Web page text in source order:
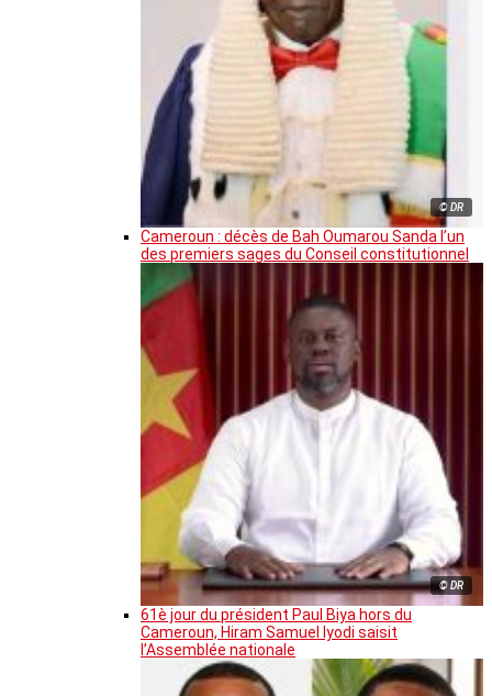
© DR
Cameroun : décès de Bah Oumarou Sanda l’un
des premiers sages du Conseil constitutionnel
© DR
61è jour du président Paul Biya hors du
Cameroun, Hiram Samuel Iyodi saisit
l’Assemblée nationale